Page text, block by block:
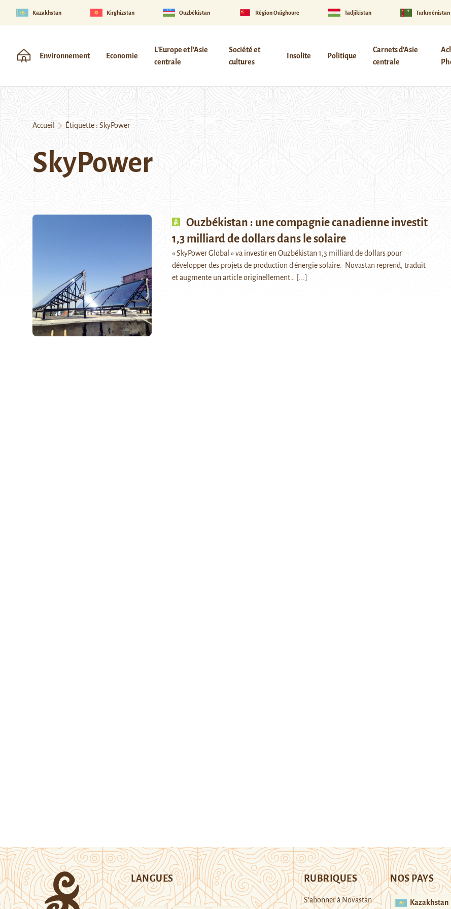
Kazakhstan Kirghizstan Ouzbékistan Région Ouïghoure Tadjikistan Turkménistan
Environnement Economie
L'Europe et l'Asie
centrale
Société et
cultures
Insolite Politique
Carnets d’Asie
centrale
Accueil Étiquette : SkyPower
SkyPower
Ouzbékistan : une compagnie canadienne investit
1,3 milliard de dollars dans le solaire
« SkyPower Global » va investir en Ouzbékistan 1,3 milliard de dollars pour
développer des projets de production d'énergie solaire. Novastan reprend, traduit
et augmente un article originellement…
[...]
LANGUES RUBRIQUES
S’abonner à Novastan
NOS PAYS
Kazakhstan